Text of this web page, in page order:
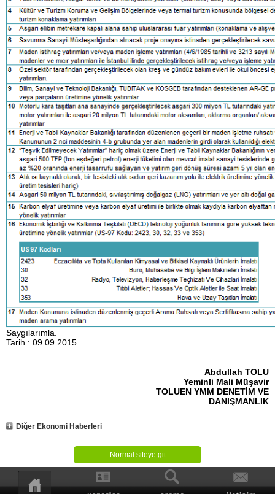
Saygılarımla.
Tarih : 09.09.2015
Abdullah TOLU
Yeminli Mali Müşavir
TOLUEN YMM DENETİM VE
DANIŞMANLIK
Diğer Ekonomi Haberleri
Normal siteye git